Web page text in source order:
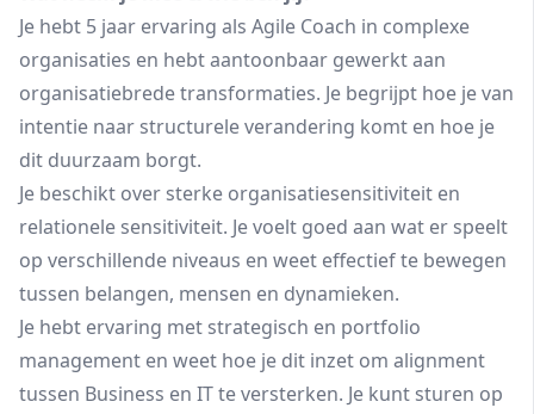
Je hebt 5 jaar ervaring als Agile Coach in complexe
organisaties en hebt aantoonbaar gewerkt aan
organisatiebrede transformaties. Je begrijpt hoe je van
intentie naar structurele verandering komt en hoe je
dit duurzaam borgt.
Je beschikt over sterke organisatiesensitiviteit en
relationele sensitiviteit. Je voelt goed aan wat er speelt
op verschillende niveaus en weet effectief te bewegen
tussen belangen, mensen en dynamieken.
Je hebt ervaring met strategisch en portfolio
management en weet hoe je dit inzet om alignment
tussen Business en IT te versterken. Je kunt sturen op